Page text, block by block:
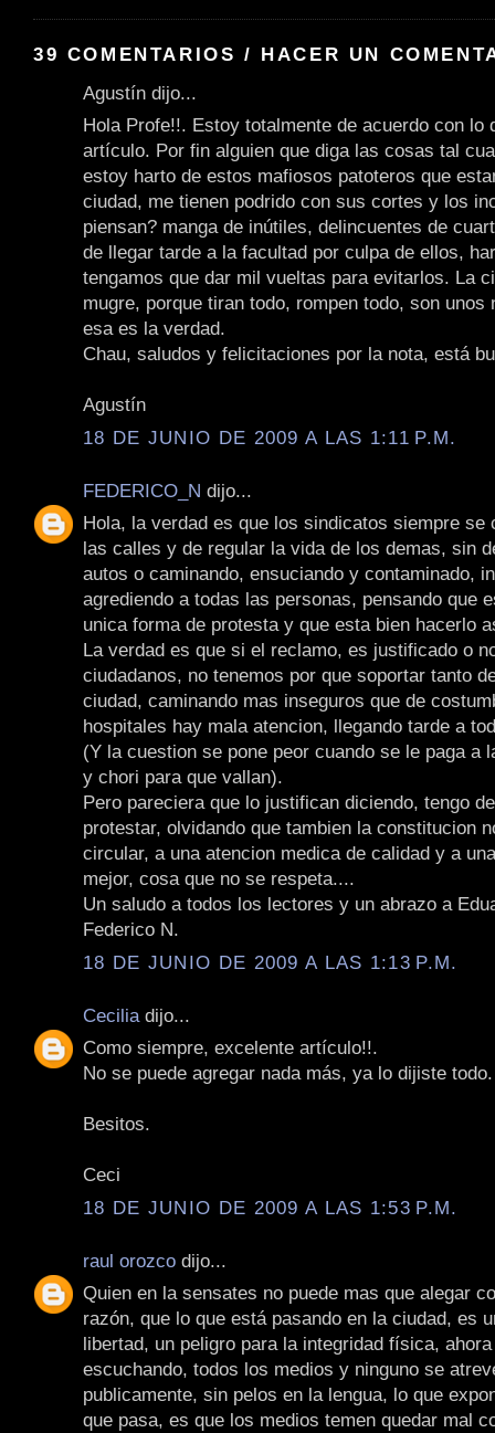
39 COMENTARIOS / HACER UN
Agustín dijo...
Hola Profe!!. Estoy totalmente de acuerdo con lo
artículo. Por fin alguien que diga las cosas tal
estoy harto de estos mafiosos patoteros que
ciudad, me tienen podrido con sus cortes y los
piensan? manga de inútiles, delincuentes de
de llegar tarde a la facultad por culpa de ellos,
tengamos que dar mil vueltas para evitarlos. La
mugre, porque tiran todo, rompen todo, son unos
esa es la verdad.
Chau, saludos y felicitaciones por la nota, está
Agustín
18 DE JUNIO DE 2009 A LAS 1:11 P.M.
FEDERICO_N dijo...
Hola, la verdad es que los sindicatos siempre se
las calles y de regular la vida de los demas, sin
autos o caminando, ensuciando y contaminado,
agrediendo a todas las personas, pensando que
unica forma de protesta y que esta bien hacerlo
La verdad es que si el reclamo, es justificado o
ciudadanos, no tenemos por que soportar tanto
ciudad, caminando mas inseguros que de
hospitales hay mala atencion, llegando tarde a
(Y la cuestion se pone peor cuando se le paga a
y chori para que vallan).
Pero pareciera que lo justifican diciendo, tengo
protestar, olvidando que tambien la constitucion
circular, a una atencion medica de calidad y a
mejor, cosa que no se respeta....
Un saludo a todos los lectores y un abrazo a
Federico N.
18 DE JUNIO DE 2009 A LAS 1:13 P.M.
Cecilia dijo...
Como siempre, excelente artículo!!.
No se puede agregar nada más, ya lo dijiste todo.
Besitos.
Ceci
18 DE JUNIO DE 2009 A LAS 1:53 P.M.
raul orozco dijo...
Quien en la sensates no puede mas que alegar
razón, que lo que está pasando en la ciudad, es
libertad, un peligro para la integridad física,
escuchando, todos los medios y ninguno se
publicamente, sin pelos en la lengua, lo que
que pasa, es que los medios temen quedar mal